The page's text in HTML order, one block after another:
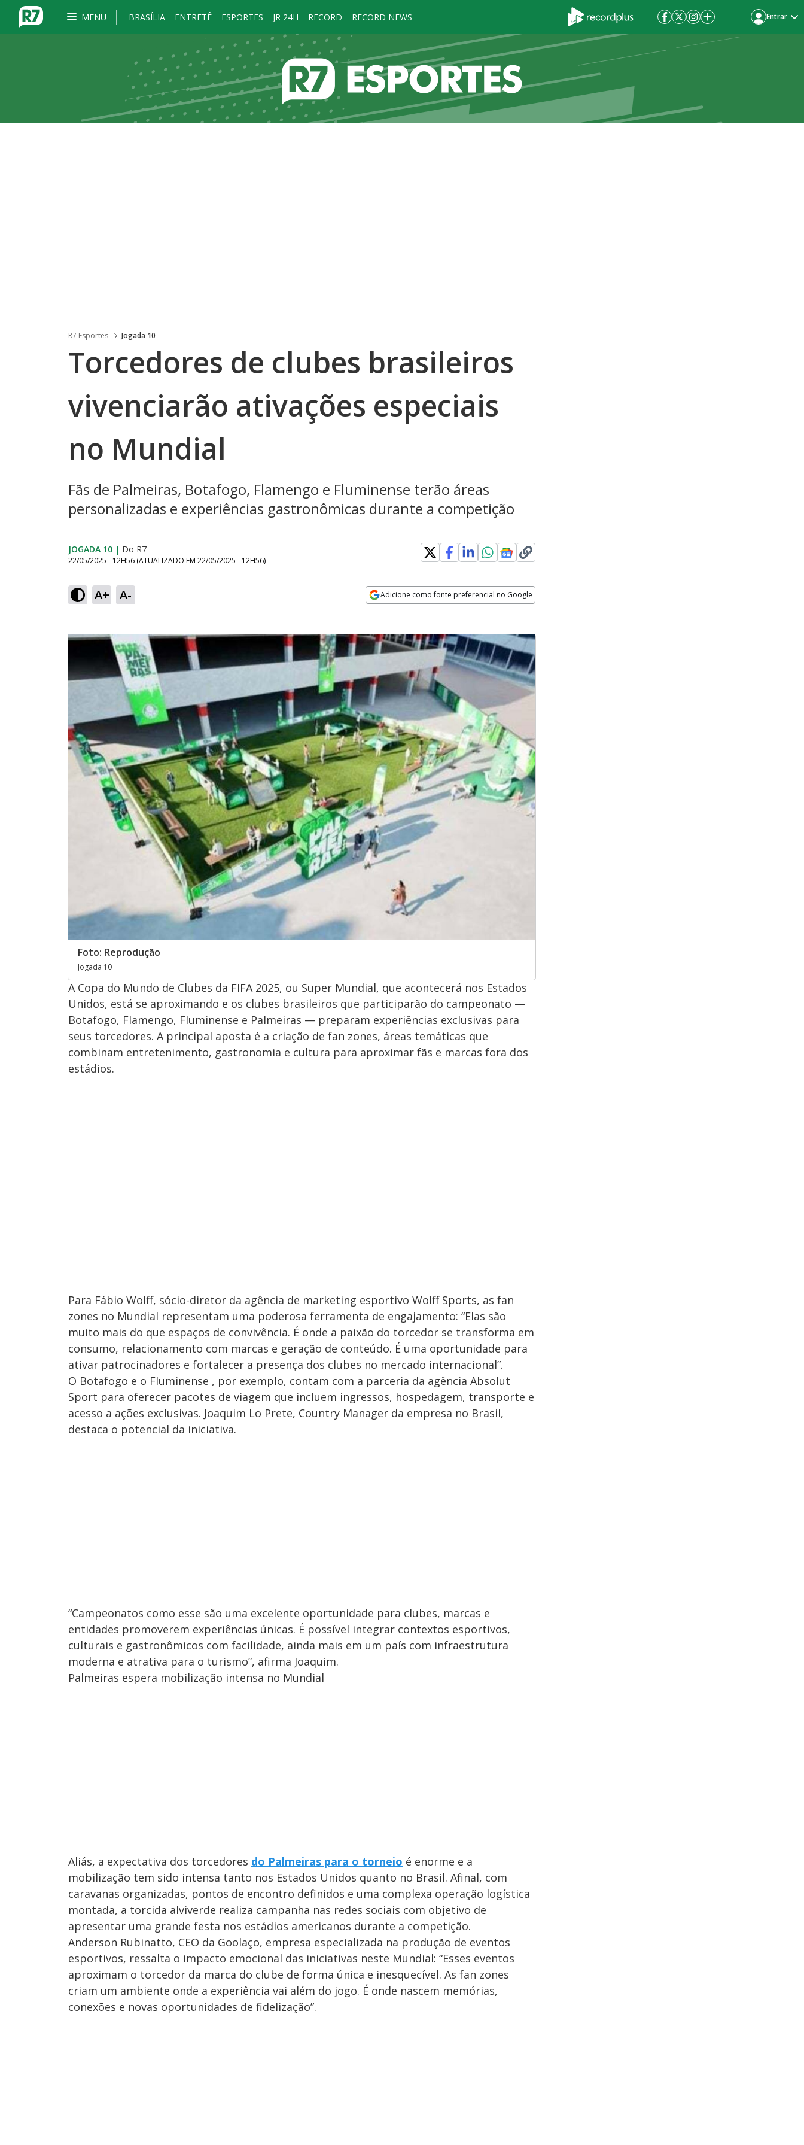
MENU BRASÍLIA ENTRETÊ ESPORTES JR 24H RECORD RECORD NEWS Entrar
R7 Esportes Jogada 10
Torcedores de clubes brasileiros
vivenciarão ativações especiais
no Mundial
Fãs de Palmeiras, Botafogo, Flamengo e Fluminense terão áreas
personalizadas e experiências gastronômicas durante a competição
JOGADA 10 | Do R7
22/05/2025 - 12H56 (ATUALIZADO EM 22/05/2025 - 12H56)
A+ A- Adicione como fonte preferencial no Google
Foto: Reprodução
Jogada 10
A Copa do Mundo de Clubes da FIFA 2025, ou Super Mundial, que acontecerá nos Estados
Unidos, está se aproximando e os clubes brasileiros que participarão do campeonato —
Botafogo, Flamengo, Fluminense e Palmeiras — preparam experiências exclusivas para
seus torcedores. A principal aposta é a criação de fan zones, áreas temáticas que
combinam entretenimento, gastronomia e cultura para aproximar fãs e marcas fora dos
estádios.
Para Fábio Wolff, sócio-diretor da agência de marketing esportivo Wolff Sports, as fan
zones no Mundial representam uma poderosa ferramenta de engajamento: “Elas são
muito mais do que espaços de convivência. É onde a paixão do torcedor se transforma em
consumo, relacionamento com marcas e geração de conteúdo. É uma oportunidade para
ativar patrocinadores e fortalecer a presença dos clubes no mercado internacional”.
O Botafogo e o Fluminense , por exemplo, contam com a parceria da agência Absolut
Sport para oferecer pacotes de viagem que incluem ingressos, hospedagem, transporte e
acesso a ações exclusivas. Joaquim Lo Prete, Country Manager da empresa no Brasil,
destaca o potencial da iniciativa.
“Campeonatos como esse são uma excelente oportunidade para clubes, marcas e
entidades promoverem experiências únicas. É possível integrar contextos esportivos,
culturais e gastronômicos com facilidade, ainda mais em um país com infraestrutura
moderna e atrativa para o turismo”, afirma Joaquim.
Palmeiras espera mobilização intensa no Mundial
Aliás, a expectativa dos torcedores do Palmeiras para o torneio é enorme e a
mobilização tem sido intensa tanto nos Estados Unidos quanto no Brasil. Afinal, com
caravanas organizadas, pontos de encontro definidos e uma complexa operação logística
montada, a torcida alviverde realiza campanha nas redes sociais com objetivo de
apresentar uma grande festa nos estádios americanos durante a competição.
Anderson Rubinatto, CEO da Goolaço, empresa especializada na produção de eventos
esportivos, ressalta o impacto emocional das iniciativas neste Mundial: “Esses eventos
aproximam o torcedor da marca do clube de forma única e inesquecível. As fan zones
criam um ambiente onde a experiência vai além do jogo. É onde nascem memórias,
conexões e novas oportunidades de fidelização”.